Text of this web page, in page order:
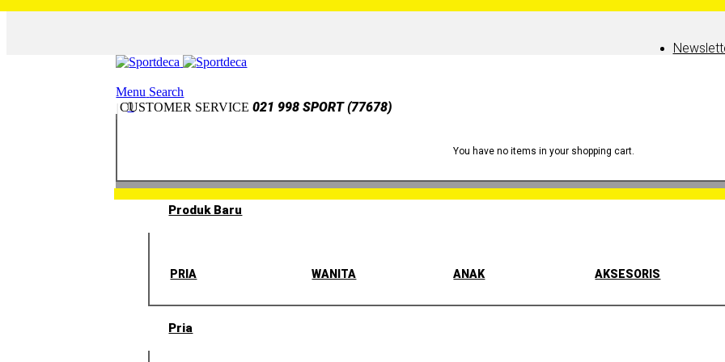
CUSTOMER SERVICE021 998 SPORT (77678)
Menu Search
0
You have no items in your shopping cart.
Produk Baru
PRIA WANITA ANAK AKSESORIS
Pria